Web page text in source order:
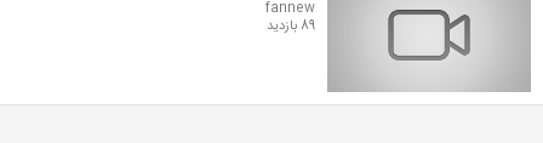
fannew
89 بازدید